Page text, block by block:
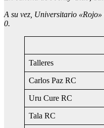
A su vez, Universitario
0.
Talleres
Carlos Paz RC
Uru Cure RC
Tala RC